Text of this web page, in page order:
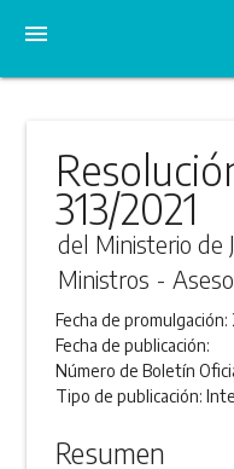
menu
313/2021
del Ministerio de
Ministros -
Fecha de promulgación:
Fecha de publicación:
Número de Boletín
Tipo de publicación:
Resumen